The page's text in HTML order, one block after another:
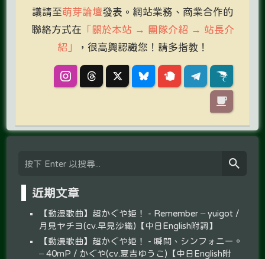
議請至萌芽論壇發表。網站業務、商業合作的
聯絡方式在 「關於本站 → 團隊介紹 → 站長介
紹」
，很高興認識您！請多指教！
近期文章
【動漫歌曲】超かぐや姫！ - Remember – yuigot /
月見ヤチヨ(cv.早見沙織)【中日English附詞】
【動漫歌曲】超かぐや姫！ - 瞬間、シンフォニー。
– 40mP / かぐや(cv.夏吉ゆうこ)【中日English附